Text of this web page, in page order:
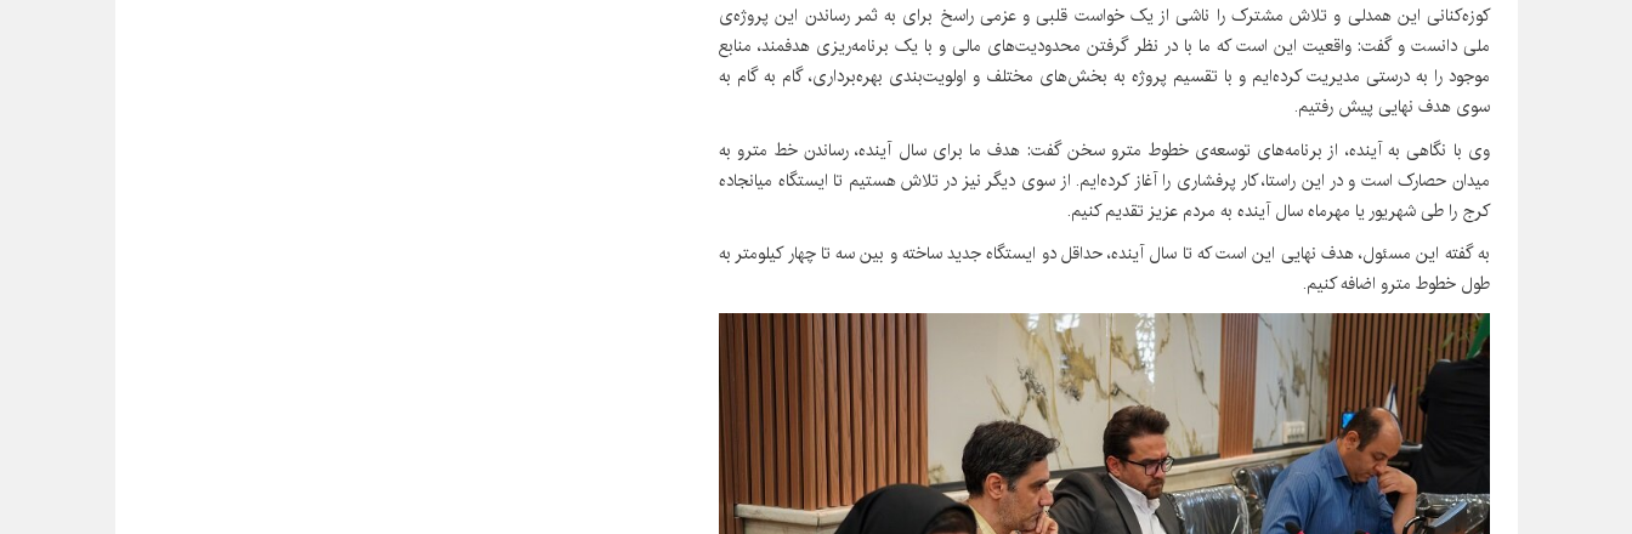
کوزه‌کنانی این همدلی و تلاش مشترک را ناشی از یک خواست قلبی و عزمی راسخ برای به ثمر رساندن این پروژه‌ی
ملی دانست و گفت: واقعیت این است که ما با در نظر گرفتن محدودیت‌های مالی و با یک برنامه‌ریزی هدفمند، منابع
موجود را به درستی مدیریت کرده‌ایم و با تقسیم پروژه به بخش‌های مختلف و اولویت‌بندی بهره‌برداری، گام به گام به
سوی هدف نهایی پیش رفتیم.
وی با نگاهی به آینده، از برنامه‌های توسعه‌ی خطوط مترو سخن گفت: هدف ما برای سال آینده، رساندن خط مترو به
میدان حصارک است و در این راستا، کار پرفشاری را آغاز کرده‌ایم. از سوی دیگر نیز در تلاش هستیم تا ایستگاه میانجاده‌
کرج را طی شهریور یا مهرماه سال آینده به مردم عزیز تقدیم کنیم.
به گفته این مسئول، هدف نهایی این است که تا سال آینده، حداقل دو ایستگاه جدید ساخته و بین سه تا چهار کیلومتر به
طول خطوط مترو اضافه کنیم.